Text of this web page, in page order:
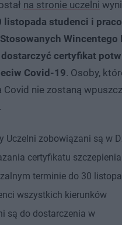
na stronie uczelni
listopada studenci i
Wincentego
certyfikat
Covid-19. Osoby,
Covid nie zostaną
Uczelni zobowiązani są w
certyfikatu
terminie do 30
wszystkich kierunków
są do dostarczenia w